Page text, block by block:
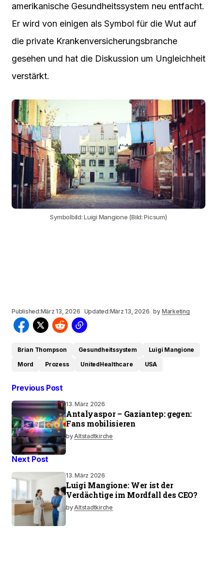
amerikanische Gesundheitssystem neu entfacht.
Er wird von einigen als Symbol für die Wut auf
die private Krankenversicherungsbranche
gesehen und hat die Diskussion um Ungleichheit
verstärkt.
Symbolbild: Luigi Mangione (Bild: Picsum)
Published:März 13, 2026 Updated:März 13, 2026 by Marketing
Brian Thompson Gesundheitssystem
Luigi Mangione
Mord
Prozess UnitedHealthcare USA
Previous Post
13. März 2026
Antalyaspor – Gaziantep: gegen:
Fans mobilisieren
byAltstadtkirche
Next Post
13. März 2026
Luigi Mangione: Wer ist der
Verdächtige im Mordfall des CEO?
byAltstadtkirche